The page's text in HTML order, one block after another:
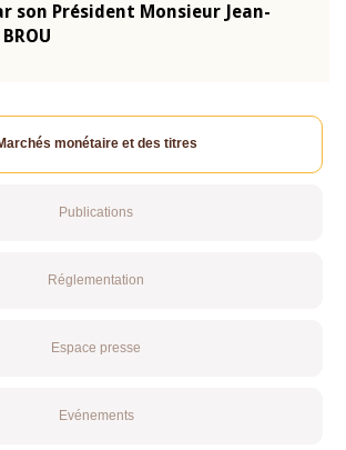
son Président Monsieur Jean-
monétaire et des titres
Publications
Réglementation
Espace presse
Evénements